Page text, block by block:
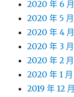
2020 年 6 月
2020 年 5 月
2020 年 4 月
2020 年 3 月
2020 年 2 月
2020 年 1 月
2019 年 12 月